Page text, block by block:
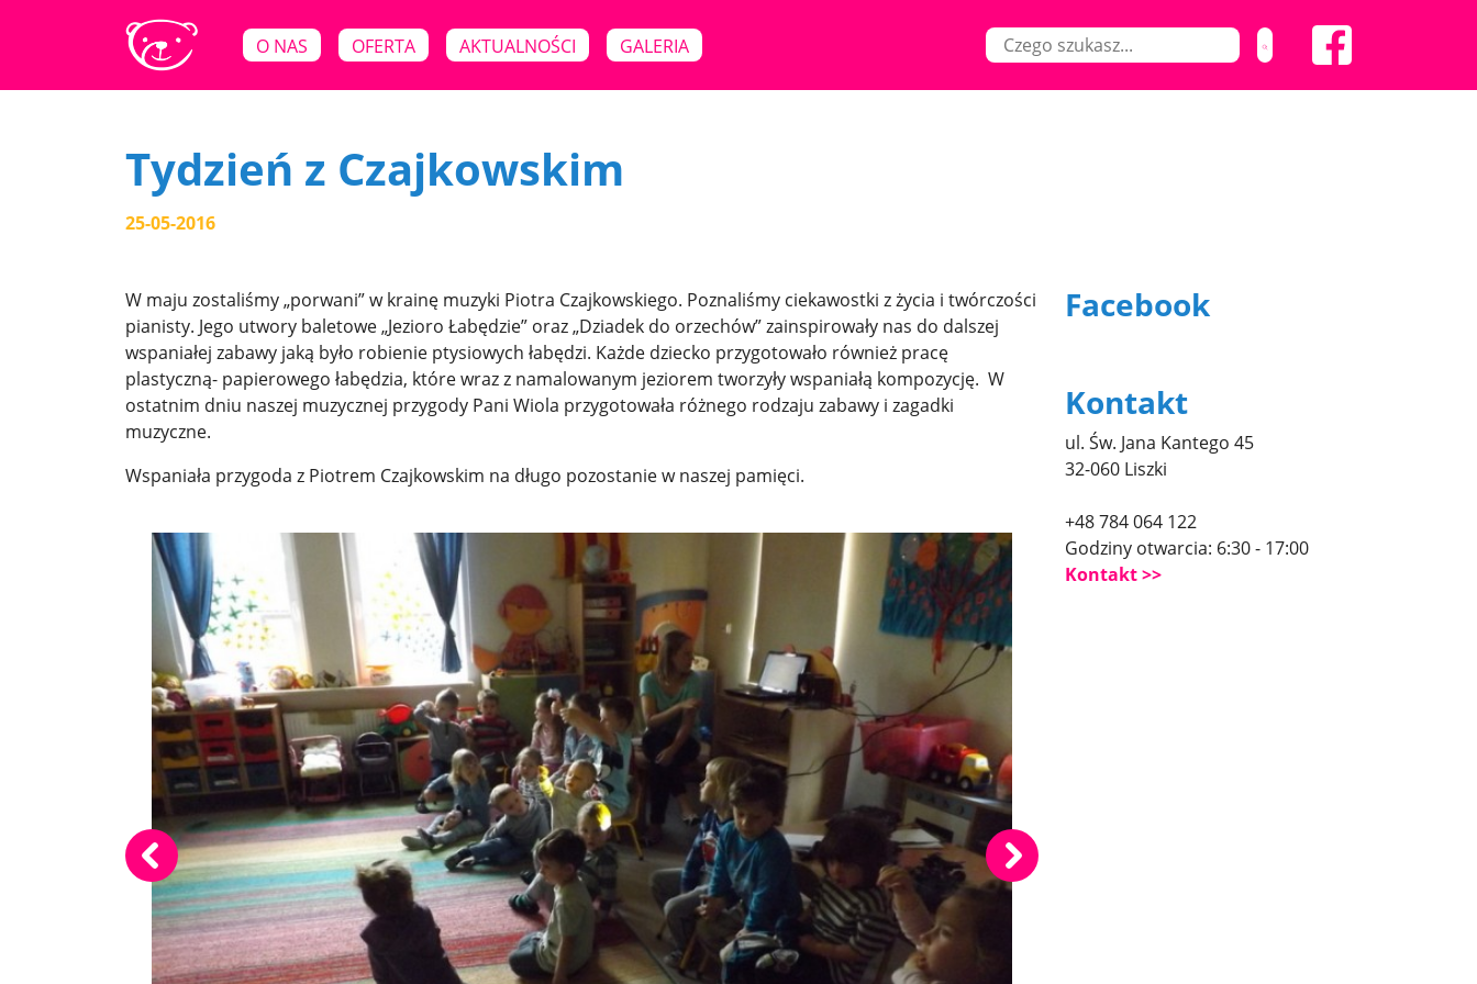
O NAS OFERTA AKTUALNOŚCI GALERIA
Tydzień z Czajkowskim
25-05-2016
W maju zostaliśmy „porwani” w krainę muzyki Piotra Czajkowskiego. Poznaliśmy ciekawostki z życia i twórczości
pianisty. Jego utwory baletowe „Jezioro Łabędzie” oraz „Dziadek do orzechów” zainspirowały nas do dalszej
wspaniałej zabawy jaką było robienie ptysiowych łabędzi. Każde dziecko przygotowało również pracę
plastyczną- papierowego łabędzia, które wraz z namalowanym jeziorem tworzyły wspaniałą kompozycję. W
ostatnim dniu naszej muzycznej przygody Pani Wiola przygotowała różnego rodzaju zabawy i zagadki
muzyczne.
Wspaniała przygoda z Piotrem Czajkowskim na długo pozostanie w naszej pamięci.
Facebook
Kontakt
ul. Św. Jana Kantego 45
32-060 Liszki
+48 784 064 122
Godziny otwarcia: 6:30 - 17:00
Kontakt